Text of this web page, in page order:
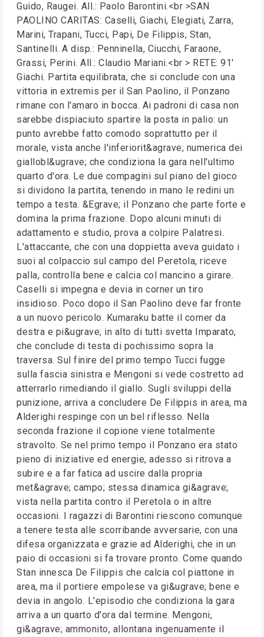
Guido, Raugei. All.: Paolo Barontini.<br >SAN
PAOLINO CARITAS: Caselli, Giachi, Elegiati, Zarra,
Marini, Trapani, Tucci, Papi, De Filippis, Stan,
Santinelli. A disp.: Penninella, Ciucchi, Faraone,
Grassi, Perini. All.: Claudio Mariani.<br > RETE: 91'
Giachi. Partita equilibrata, che si conclude con una
vittoria in extremis per il San Paolino, il Ponzano
rimane con l'amaro in bocca. Ai padroni di casa non
sarebbe dispiaciuto spartire la posta in palio: un
punto avrebbe fatto comodo soprattutto per il
morale, vista anche l'inferiorit&agrave; numerica dei
giallobl&ugrave; che condiziona la gara nell'ultimo
quarto d'ora. Le due compagini sul piano del gioco
si dividono la partita, tenendo in mano le redini un
tempo a testa. &Egrave; il Ponzano che parte forte e
domina la prima frazione. Dopo alcuni minuti di
adattamento e studio, prova a colpire Palatresi.
L'attaccante, che con una doppietta aveva guidato i
suoi al colpaccio sul campo del Peretola, riceve
palla, controlla bene e calcia col mancino a girare.
Caselli si impegna e devia in corner un tiro
insidioso. Poco dopo il San Paolino deve far fronte
a un nuovo pericolo. Kumaraku batte il corner da
destra e pi&ugrave; in alto di tutti svetta Imparato,
che conclude di testa di pochissimo sopra la
traversa. Sul finire del primo tempo Tucci fugge
sulla fascia sinistra e Mengoni si vede costretto ad
atterrarlo rimediando il giallo. Sugli sviluppi della
punizione, arriva a concludere De Filippis in area, ma
Alderighi respinge con un bel riflesso. Nella
seconda frazione il copione viene totalmente
stravolto. Se nel primo tempo il Ponzano era stato
pieno di iniziative ed energie, adesso si ritrova a
subire e a far fatica ad uscire dalla propria
met&agrave; campo; stessa dinamica gi&agrave;
vista nella partita contro il Peretola o in altre
occasioni. I ragazzi di Barontini riescono comunque
a tenere testa alle scorribande avversarie, con una
difesa organizzata e grazie ad Alderighi, che in un
paio di occasioni si fa trovare pronto. Come quando
Stan innesca De Filippis che calcia col piattone in
area, ma il portiere empolese va gi&ugrave; bene e
devia in angolo. L'episodio che condiziona la gara
arriva a un quarto d'ora dal termine. Mengoni,
gi&agrave; ammonito, allontana ingenuamente il